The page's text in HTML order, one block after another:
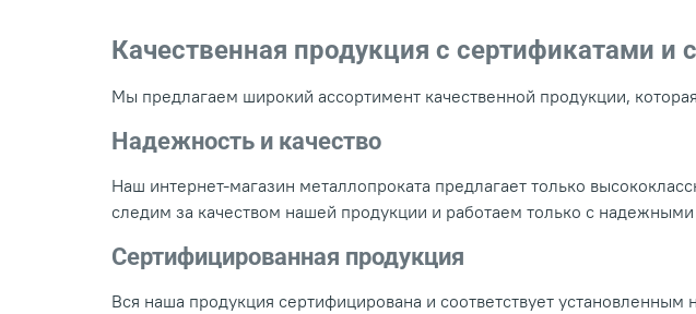
Качественная продукция с сертификатами и
Мы предлагаем широкий ассортимент качественной продукции,
Надежность и качество
Наш интернет-магазин металлопроката предлагает только
следим за качеством нашей продукции и работаем только с
Сертифицированная продукция
Вся наша продукция сертифицирована и соответствует